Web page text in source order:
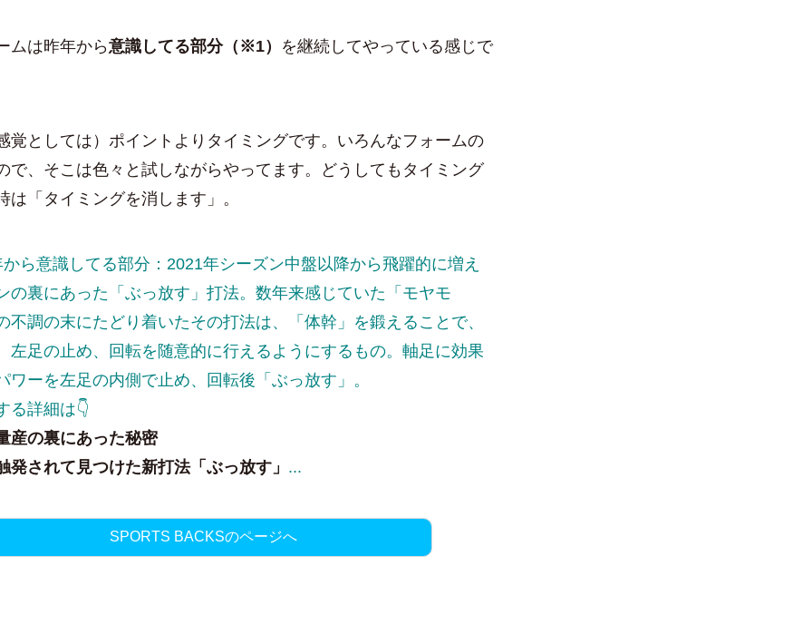
ムは昨年から意識してる部分（※1） を継続してやっている感じで
としては）ポイントよりタイミングです。いろんなフォームの
で、そこは色々と試しながらやってます。どうしてもタイミング
は「タイミングを消します」。
ら意識してる部分：2021年シーズン中盤以降から飛躍的に増え
の裏にあった「ぶっ放す」打法。数年来感じていた「モヤモ
不調の末にたどり着いたその打法は、「体幹」を鍛えることで、
左足の止め、回転を随意的に行えるようにするもの。軸足に効果
ワーを左足の内側で止め、回転後「ぶっ放す」。
る詳細は👇
産の裏にあった秘密
発されて見つけた新打法「ぶっ放す」 ...
SPORTS BACKSのページへ